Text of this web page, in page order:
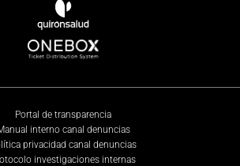
Portal de transparencia
interno canal denuncias
privacidad canal denuncias
investigaciones internas